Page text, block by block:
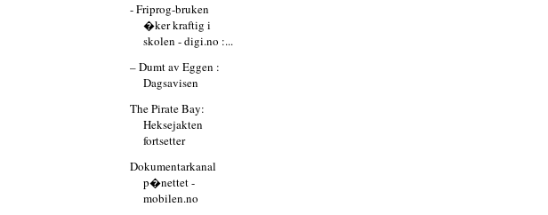
- Friprog-bruken
�ker kraftig i
skolen - digi.no :...
– Dumt av Eggen :
Dagsavisen
The Pirate Bay:
Heksejakten
fortsetter
Dokumentarkanal
p�nettet -
mobilen.no